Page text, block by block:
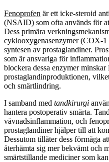
Fenoprofen är ett icke-steroid
(NSAID) som ofta används för
Dess primära
cyklooxygenasenzymer (COX-
syntesen av prostaglandiner.
som är ansvariga för
blockera dessa enzymer minskar
prostaglandinproduktionen,
och smärtlindring.
I samband med tandkirurgi
hantera postoperativ smärta.
vävnadsinflammation, och
prostaglandiner hjälper till att
Dessutom tillåter dess förmåga
återhämta sig mer bekvämt och
smärtstillande mediciner som